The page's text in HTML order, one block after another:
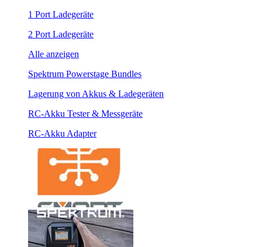
1 Port Ladegeräte
2 Port Ladegeräte
Alle anzeigen
Spektrum Powerstage Bundles
Lagerung von Akkus & Ladegeräten
RC-Akku Tester & Messgeräte
RC-Akku Adapter